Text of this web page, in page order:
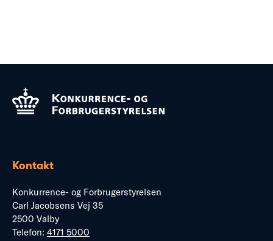
Kontakt
Konkurrence- og Forbrugerstyrelsen
Carl Jacobsens Vej 35
2500 Valby
Telefon: 4171 5000